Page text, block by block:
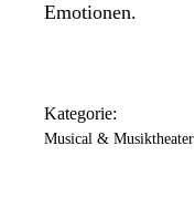
Emotionen.
Kategorie:
Musical & Musiktheater